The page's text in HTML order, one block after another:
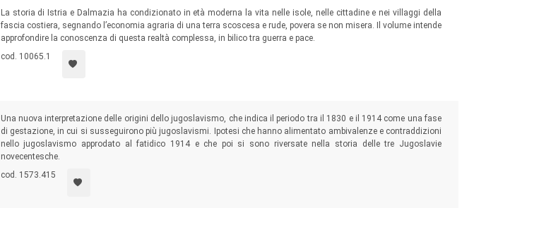
La storia di Istria e Dalmazia ha condizionato in età moderna la vita nelle isole, nelle cittadine e nei villaggi della
fascia costiera, segnando l’economia agraria di una terra scoscesa e rude, povera se non misera. Il volume intende
approfondire la conoscenza di questa realtà complessa, in bilico tra guerra e pace.
cod. 10065.1
Una nuova interpretazione delle origini dello jugoslavismo, che indica il periodo tra il 1830 e il 1914 come una fase
di gestazione, in cui si susseguirono più jugoslavismi. Ipotesi che hanno alimentato ambivalenze e contraddizioni
nello jugoslavismo approdato al fatidico 1914 e che poi si sono riversate nella storia delle tre Jugoslavie
novecentesche.
cod. 1573.415